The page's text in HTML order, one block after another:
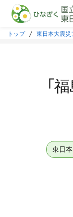
本文に飛ぶ
トップ 東日本大震災
「
東日